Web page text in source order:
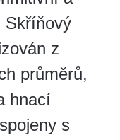
Skříňový
z
průměrů,
hnací
s